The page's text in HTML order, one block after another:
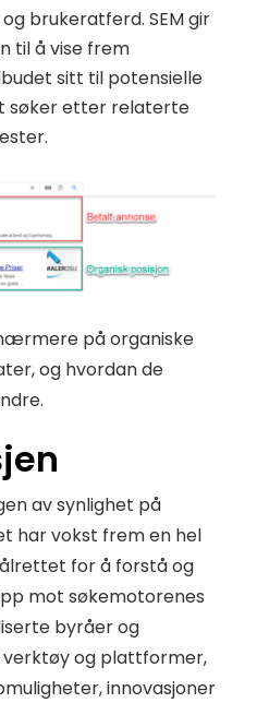
brukeratferd. SEM gir
til å vise frem
sitt til potensielle
søker etter relaterte
på organiske
og hvordan de
av synlighet på
har vokst frem en hel
for å forstå og
mot søkemotorenes
byråer og
og plattformer,
innovasjoner